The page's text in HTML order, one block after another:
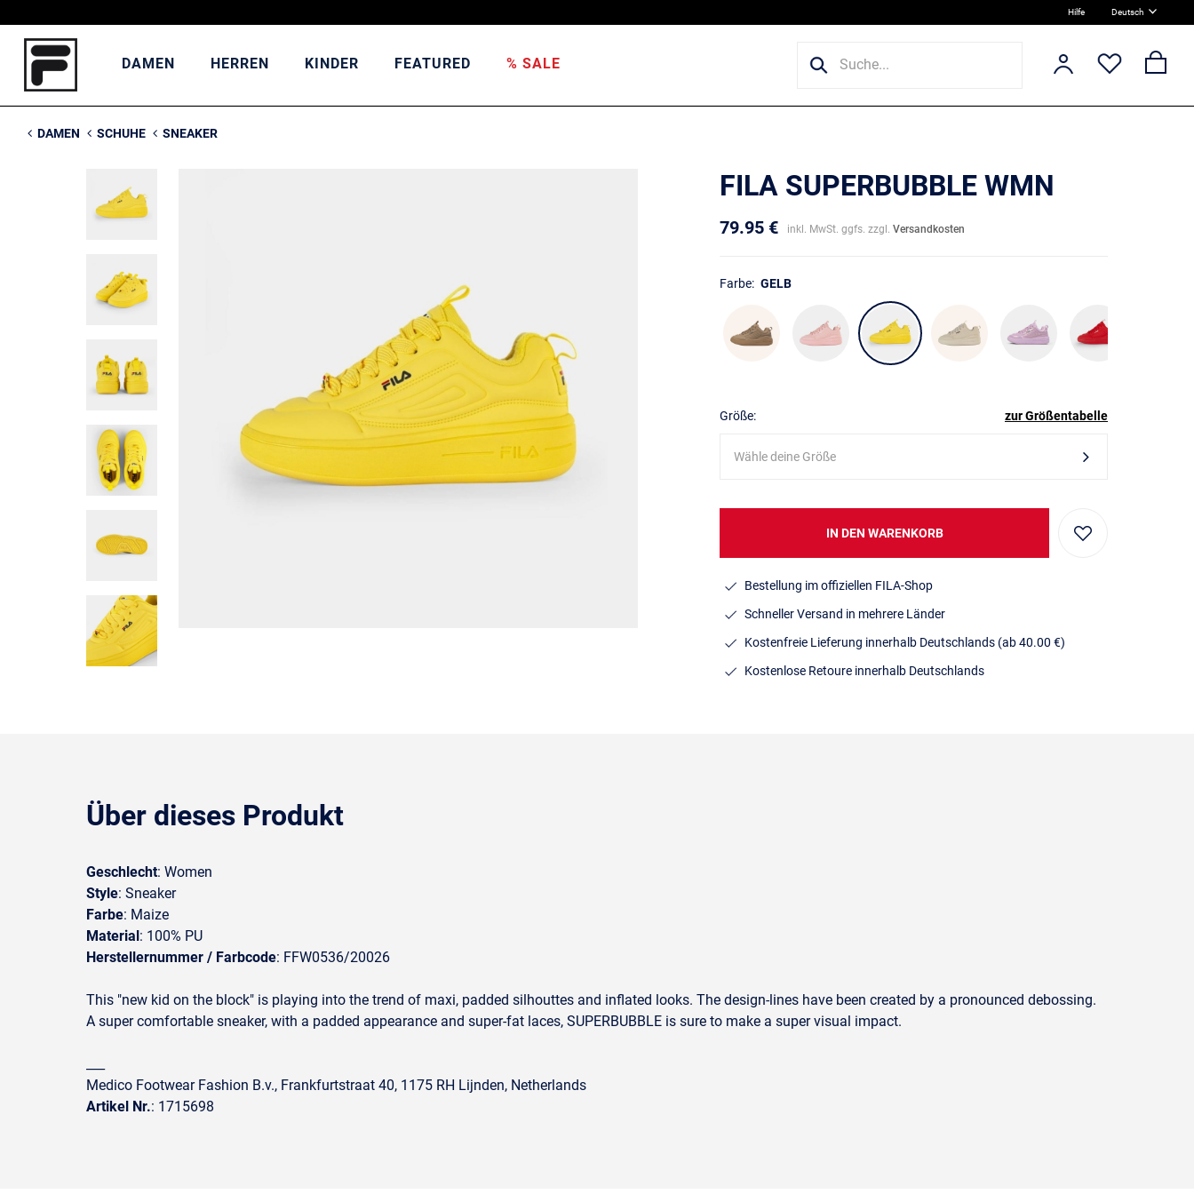
Hilfe Deutsch
DAMEN HERREN KINDER FEATURED % SALE
DAMEN SCHUHE SNEAKER
FILA SUPERBUBBLE WMN
79.95 € inkl. MwSt. ggfs. zzgl. Versandkosten
Farbe: GELB
Größe: zur Größentabelle
Wähle deine Größe
IN DEN WARENKORB
Bestellung im offiziellen FILA-Shop
Schneller Versand in mehrere Länder
Kostenfreie Lieferung innerhalb Deutschlands (ab 40.00 €)
Kostenlose Retoure innerhalb Deutschlands
Über dieses Produkt
Geschlecht: Women
Style: Sneaker
Farbe: Maize
Material: 100% PU
Herstellernummer / Farbcode: FFW0536/20026
This "new kid on the block" is playing into the trend of maxi, padded silhouttes and inflated looks. The design-lines have been created by a pronounced debossing.
A super comfortable sneaker, with a padded appearance and super-fat laces, SUPERBUBBLE is sure to make a super visual impact.
Medico Footwear Fashion B.v., Frankfurtstraat 40, 1175 RH Lijnden, Netherlands
Artikel Nr.: 1715698